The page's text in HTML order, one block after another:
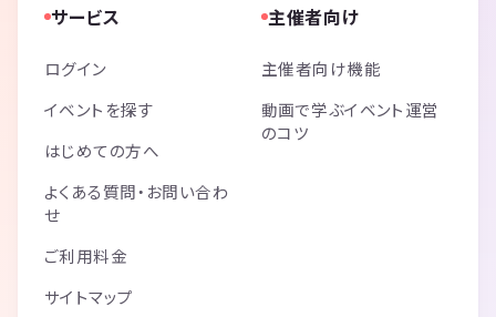
サービス
ログイン
イベントを探す
はじめての方へ
よくある質問・お問い合わ
せ
ご利用料金
サイトマップ
主催者向け
主催者向け機能
動画で学ぶイベント運営
のコツ